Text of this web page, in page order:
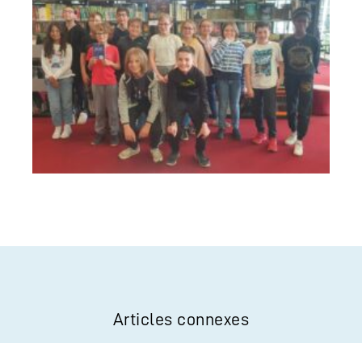
Articles connexes